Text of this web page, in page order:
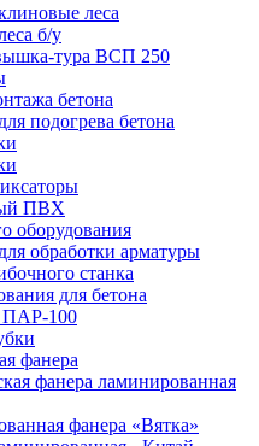
леса
б/у
тура ВСП 250
бетона
подогрева бетона
ПВХ
оборудования
обработки арматуры
станка
для бетона
ПАР-100
фанера
фанера ламинированная
фанера «Вятка»